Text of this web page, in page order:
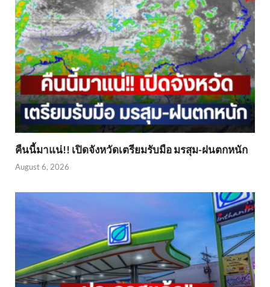
คืนนี้มาแน่!! เปิดจังหวัดเตรียมรับมือ มรสุม-ฝนตกหนัก
August 6, 2026